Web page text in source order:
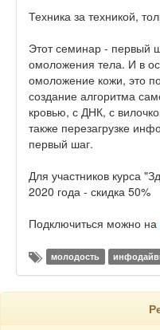
Техника за техникой,
Этот семинар - первый
омоложения тела. И в
омоложение кожи, это
создание алгоритма
кровью, с ДНК, с
также перезагрузке
первый шаг.
Для участников курса
2020 года - скидка 50%
Подключиться можно на
молодость